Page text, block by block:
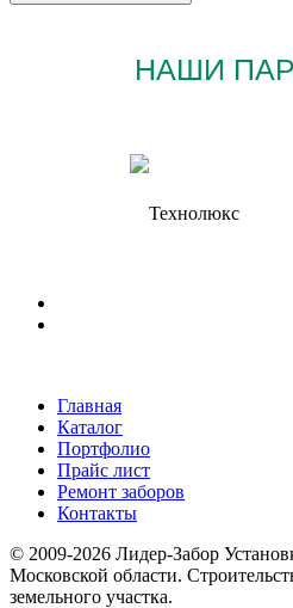
НАШИ
Главная
Каталог
Портфолио
Прайс лист
Ремонт заборов
Контакты
© 2009-2026 Лидер-Забор
Московской области.
земельного участка.